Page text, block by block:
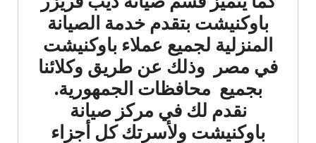
باوكنيشت بتقدم خدمة الصيانة
المنزلية لجميع عملاء باوكنيشت
في مصر وذلك عن طريق وكلائنا
بجميع محافظات الجمهورية.
نقدم لك في مركز صيانة
باوكنيشت ولأسرتك كل أجزاء